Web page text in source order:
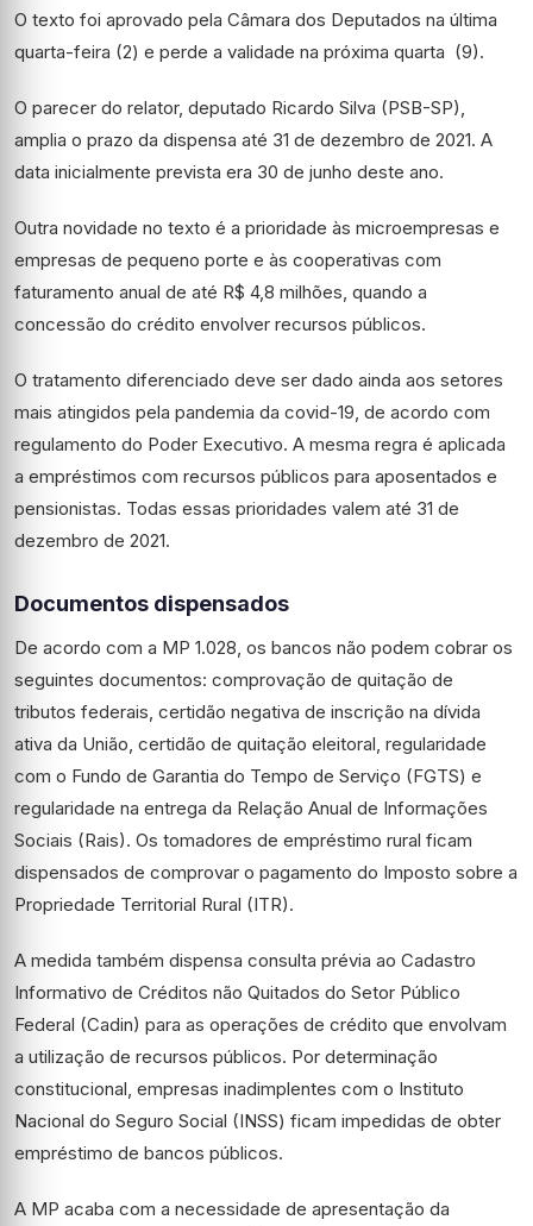
O texto foi aprovado pela Câmara dos Deputados na última
quarta-feira (2) e perde a validade na próxima quarta (9).
O parecer do relator, deputado Ricardo Silva (PSB-SP),
amplia o prazo da dispensa até 31 de dezembro de 2021. A
data inicialmente prevista era 30 de junho deste ano.
Outra novidade no texto é a prioridade às microempresas e
empresas de pequeno porte e às cooperativas com
faturamento anual de até R$ 4,8 milhões, quando a
concessão do crédito envolver recursos públicos.
O tratamento diferenciado deve ser dado ainda aos setores
mais atingidos pela pandemia da covid-19, de acordo com
regulamento do Poder Executivo. A mesma regra é aplicada
a empréstimos com recursos públicos para aposentados e
pensionistas. Todas essas prioridades valem até 31 de
dezembro de 2021.
Documentos dispensados
De acordo com a MP 1.028, os bancos não podem cobrar os
seguintes documentos: comprovação de quitação de
tributos federais, certidão negativa de inscrição na dívida
ativa da União, certidão de quitação eleitoral, regularidade
com o Fundo de Garantia do Tempo de Serviço (FGTS) e
regularidade na entrega da Relação Anual de Informações
Sociais (Rais). Os tomadores de empréstimo rural ficam
dispensados de comprovar o pagamento do Imposto sobre a
Propriedade Territorial Rural (ITR).
A medida também dispensa consulta prévia ao Cadastro
Informativo de Créditos não Quitados do Setor Público
Federal (Cadin) para as operações de crédito que envolvam
a utilização de recursos públicos. Por determinação
constitucional, empresas inadimplentes com o Instituto
Nacional do Seguro Social (INSS) ficam impedidas de obter
empréstimo de bancos públicos.
A MP acaba com a necessidade de apresentação da